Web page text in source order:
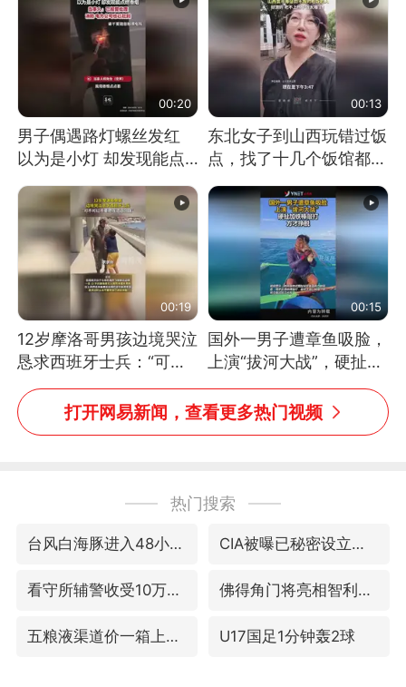
00:20
男子偶遇路灯螺丝发红
以为是小灯 却发现能点
燃香烟 当事人：已报警
处理
00:13
东北女子到山西玩错过饭
点，找了十几个饭馆都没
开门：午休到几点
00:19
12岁摩洛哥男孩边境哭泣
恳求西班牙士兵：“可不
可以不要把我遣返回国”
00:15
国外一男子遭章鱼吸脸，
上演“拔河大战”，硬扯加
铁棒敲打方才挣脱
打开网易新闻，查看更多热门视频
热门搜索
台风白海豚进入48小时警戒线 CIA被曝已秘密设立古巴工作组
看守所辅警收受10万获刑1年 佛得角门将亮相智利俱乐部主场
五粮液渠道价一箱上涨近百元 U17国足1分钟轰2球